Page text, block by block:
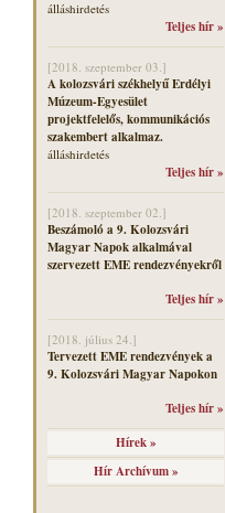
álláshirdetés
Teljes hír »
[2018. szeptember 03.]
A kolozsvári székhelyű Erdélyi
Múzeum-Egyesület
projektfelelős, kommunikációs
szakembert alkalmaz.
álláshirdetés
Teljes hír »
[2018. szeptember 02.]
Beszámoló a 9. Kolozsvári
Magyar Napok alkalmával
szervezett EME rendezvényekről
Teljes hír »
[2018. július 24.]
Tervezett EME rendezvények a
9. Kolozsvári Magyar Napokon
Teljes hír »
Hírek »
Hír Archívum »